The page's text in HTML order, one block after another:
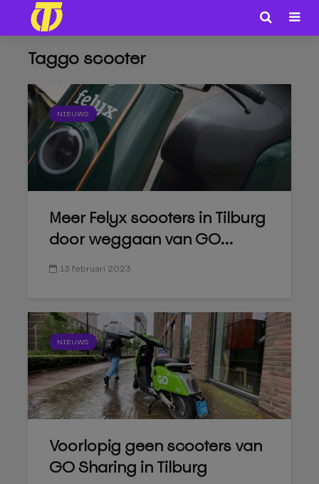
Taggo scooter
NIEUWS
Meer Felyx scooters in Tilburg
door weggaan van GO...
13 februari 2023
NIEUWS
Voorlopig geen scooters van
GO Sharing in Tilburg